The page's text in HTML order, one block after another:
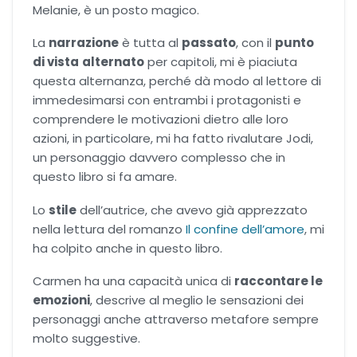
Melanie, è un posto magico.
La narrazioneè tutta al passato, con il punto
di vista alternatoper capitoli, mi è piaciuta
questa alternanza, perché dà modo al lettore di
immedesimarsi con entrambi i protagonisti e
comprendere le motivazioni dietro alle loro
azioni, in particolare, mi ha fatto rivalutare Jodi,
un personaggio davvero complesso che in
questo libro si fa amare.
Lo stiledell’autrice, che avevo già apprezzato
nella lettura del romanzo Il confine dell’amore, mi
ha colpito anche in questo libro.
Carmen ha una capacità unica di raccontare le
emozioni, descrive al meglio le sensazioni dei
personaggi anche attraverso metafore sempre
molto suggestive.